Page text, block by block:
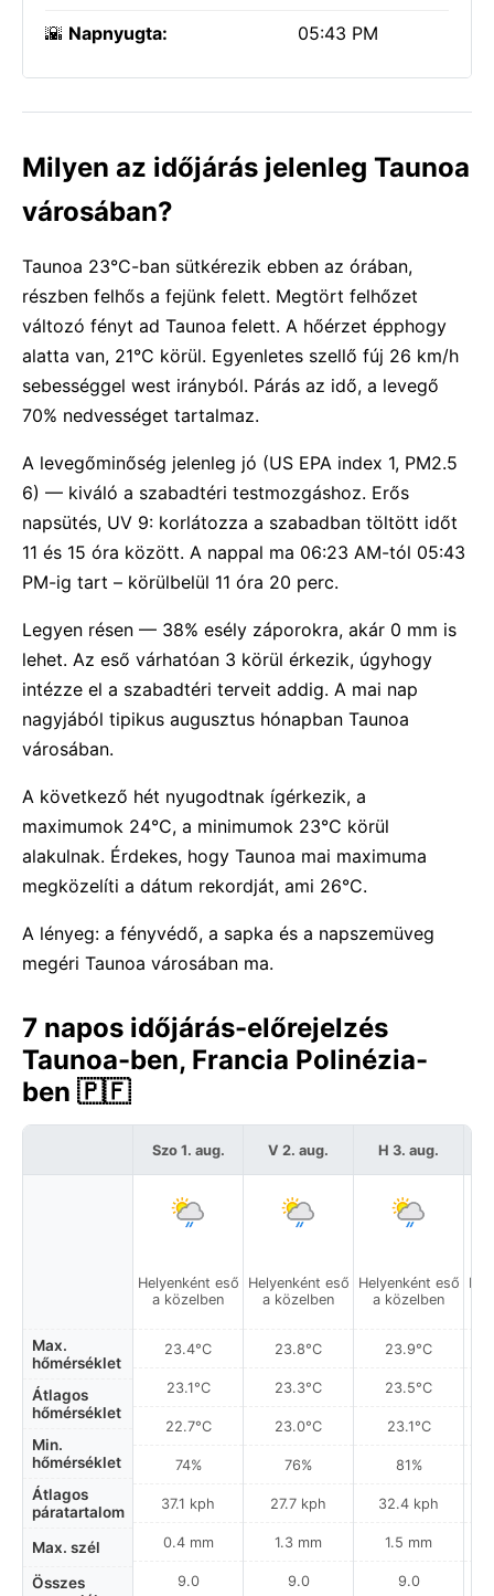
🌇 Napnyugta: 05:43 PM
Milyen az időjárás jelenleg Taunoa
városában?
Taunoa 23°C-ban sütkérezik ebben az órában,
részben felhős a fejünk felett. Megtört felhőzet
változó fényt ad Taunoa felett. A hőérzet épphogy
alatta van, 21°C körül. Egyenletes szellő fúj 26 km/h
sebességgel west irányból. Párás az idő, a levegő
70% nedvességet tartalmaz.
A levegőminőség jelenleg jó (US EPA index 1, PM2.5
6) — kiváló a szabadtéri testmozgáshoz. Erős
napsütés, UV 9: korlátozza a szabadban töltött időt
11 és 15 óra között. A nappal ma 06:23 AM-tól 05:43
PM-ig tart – körülbelül 11 óra 20 perc.
Legyen résen — 38% esély záporokra, akár 0 mm is
lehet. Az eső várhatóan 3 körül érkezik, úgyhogy
intézze el a szabadtéri terveit addig. A mai nap
nagyjából tipikus augusztus hónapban Taunoa
városában.
A következő hét nyugodtnak ígérkezik, a
maximumok 24°C, a minimumok 23°C körül
alakulnak. Érdekes, hogy Taunoa mai maximuma
megközelíti a dátum rekordját, ami 26°C.
A lényeg: a fényvédő, a sapka és a napszemüveg
megéri Taunoa városában ma.
7 napos időjárás-előrejelzés
Taunoa-ben, Francia Polinézia-
ben 🇵🇫
Max.
hőmérséklet
Átlagos
hőmérséklet
Min.
hőmérséklet
Átlagos
páratartalom
Max. szél
Összes
Szo 1. aug.
Helyenként eső
a közelben
23.4°C
23.1°C
22.7°C
74%
37.1 kph
0.4 mm
9.0
V 2. aug.
Helyenként eső
a közelben
23.8°C
23.3°C
23.0°C
76%
27.7 kph
1.3 mm
9.0
H 3. aug.
Helyenként eső
a közelben
23.9°C
23.5°C
23.1°C
81%
32.4 kph
1.5 mm
9.0